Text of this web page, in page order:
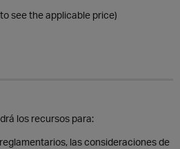
see the applicable price)
los recursos para:
las consideraciones de